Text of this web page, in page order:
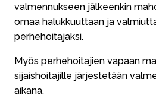
valmennukseen jälkeenkin
omaa halukkuuttaan ja
perhehoitajaksi.
Myös perhehoitajien vapaan
sijaishoitajille järjestetään
aikana.